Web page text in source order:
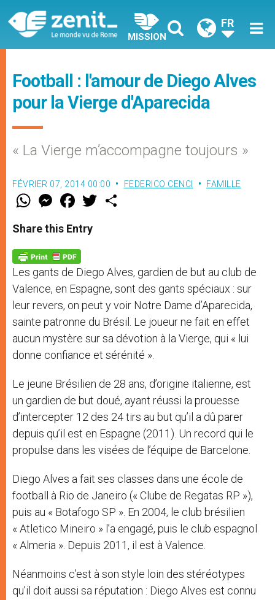
MISSION
FR
Football : l'amour de Diego Alves
pour la Vierge d'Aparecida
« La Vierge m’accompagne toujours »
FÉVRIER 07, 2014 00:00 FEDERICO CENCI FAMILLE
W
t
s
p
p
M
e
s
e
g
e
r
F
a
e
b
o
k
w
Share this Entry
Les gants de Diego Alves, gardien de but au club de
Valence, en Espagne, sont des gants spéciaux : sur
leur revers, on peut y voir Notre Dame d’Aparecida,
sainte patronne du Brésil. Le joueur ne fait en effet
aucun mystère sur sa dévotion à la Vierge, qui « lui
donne confiance et sérénité ».
Le jeune Brésilien de 28 ans, d’origine italienne, est
un gardien de but doué, ayant réussi la prouesse
d’intercepter 12 des 24 tirs au but qu’il a dû parer
depuis qu’il est en Espagne (2011). Un record qui le
propulse dans les visées de l’équipe de Barcelone.
Diego Alves a fait ses classes dans une école de
football à Rio de Janeiro (« Clube de Regatas RP »),
puis au « Botafogo SP ». En 2004, le club brésilien
« Atletico Mineiro » l’a engagé, puis le club espagnol
« Almeria ». Depuis 2011, il est à Valence.
Néanmoins c’est à son style loin des stéréotypes
qu’il doit aussi sa réputation : Diego Alves est connu